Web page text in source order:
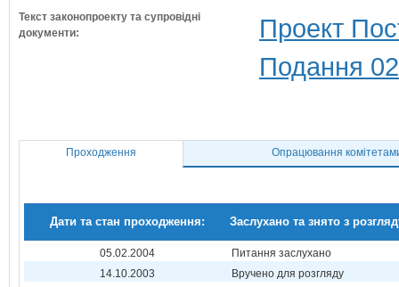
Текст законопроекту та супровідні
документи:
Проект
Подання
Проходження Опрацювання
Дати та стан проходження: Заслухано та знято з
05.02.2004
Питання заслухано
14.10.2003
Вручено для розгляду